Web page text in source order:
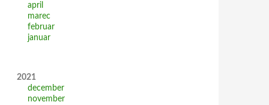
april
marec
februar
januar
2021
december
november